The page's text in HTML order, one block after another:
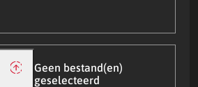
Geen bestand(en)
geselecteerd